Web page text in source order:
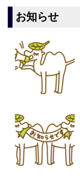
お知らせ